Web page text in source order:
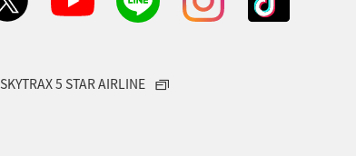
SKYTRAX 5 STAR AIRLINE